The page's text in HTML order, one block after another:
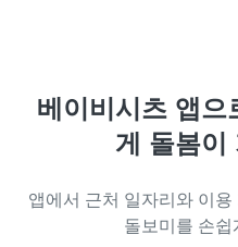
베이비시츠 앱으
게 돌봄이
앱에서 근처 일자리와 이
돌보미를 손